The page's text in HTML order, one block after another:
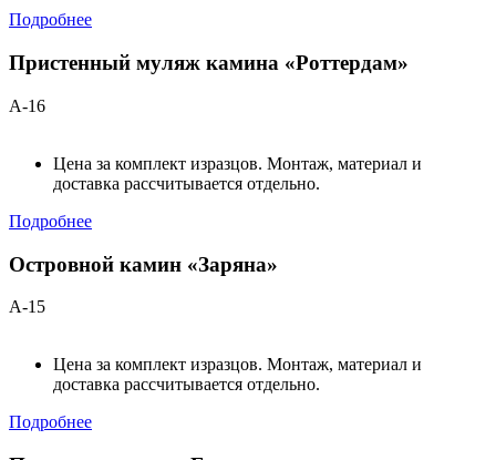
Подробнее
Пристенный муляж камина «Роттердам»
А-16
Цена за комплект изразцов. Монтаж, материал и
доставка рассчитывается отдельно.
Подробнее
Островной камин «Заряна»
А-15
Цена за комплект изразцов. Монтаж, материал и
доставка рассчитывается отдельно.
Подробнее